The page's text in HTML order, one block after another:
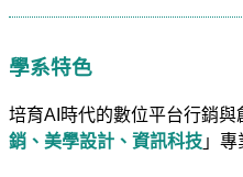
學系特色
培育AI時代的數位平台行銷與
銷、美學設計、資訊科技 」